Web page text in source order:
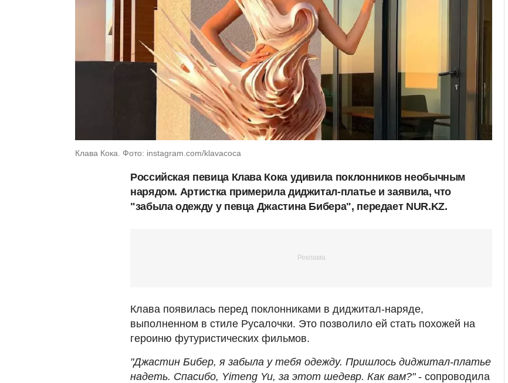
Клава Кока. Фото: instagram.com/klavacoca
Российская певица Клава Кока удивила поклонников необычным
нарядом. Артистка примерила диджитал-платье и заявила, что
"забыла одежду у певца Джастина Бибера", передает NUR.KZ.
Клава появилась перед поклонниками в диджитал-наряде,
выполненном в стиле Русалочки. Это позволило ей стать похожей на
героиню футуристических фильмов.
"Джастин Бибер, я забыла у тебя одежду. Пришлось диджитал-платье
надеть. Спасибо, Yimeng Yu, за этот шедевр. Как вам?" - сопроводила